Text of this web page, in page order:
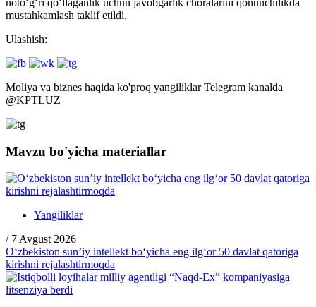
mustahkamlash taklif etildi.
Ulashish:
Moliya va biznes haqida ko'proq yangiliklar Telegram kanalda
@KPTLUZ
Mavzu bo'yicha materiallar
Yangiliklar
/ 7 Avgust 2026
O‘zbekiston sun’iy intellekt bo‘yicha eng ilg‘or 50 davlat qatoriga
kirishni rejalashtirmoqda